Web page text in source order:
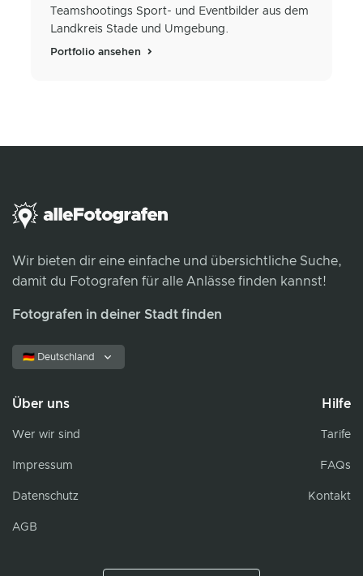
Teamshootings Sport- und Eventbilder aus dem
Landkreis Stade und Umgebung.
Portfolio ansehen
Wir bieten dir eine einfache und übersichtliche Suche,
damit du Fotografen für alle Anlässe finden kannst!
Fotografen in deiner Stadt finden
🇩🇪 Deutschland
Über uns
Wer wir sind
Impressum
Datenschutz
AGB
Hilfe
Tarife
FAQs
Kontakt